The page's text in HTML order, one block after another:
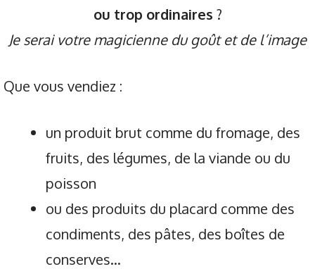
ou trop ordinaires ?
Je serai votre magicienne du goût et de l’image
Que vous vendiez :
un produit brut comme du fromage, des
fruits, des légumes, de la viande ou du
poisson
ou des produits du placard comme des
condiments, des pâtes, des boîtes de
conserves…